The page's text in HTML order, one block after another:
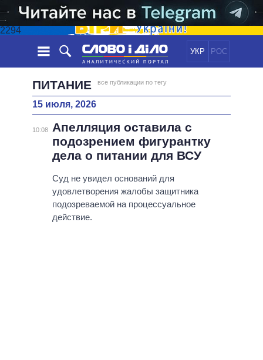
2294
УКР РОС
НОВОСТИ
ЛЕНТА
СОБЫТИЯ
СТАТЬИ
МНЕНИЯ
ОБЗОРЫ
ДАЙДЖЕСТЫ
ЭКОНОМИКА
ОБЩЕСТВО
МИР
ПОЛИТИКИ
ВСЕ ПОЛИТИКИ
ПРЕЗИДЕНТ И ОФИС
ВЕРХОВНАЯ РАДА
КАБИНЕТ МИНИСТРОВ
ИНФОГРАФИКА
ВИДЕО
ПОДДЕРЖАТЬ
ПИТАНИЕ все публикации по тегу
15 июля, 2026
10:08
Апелляция оставила с
подозрением фигурантку
дела о питании для ВСУ
Суд не увидел оснований для
удовлетворения жалобы защитника
подозреваемой на процессуальное
действие.